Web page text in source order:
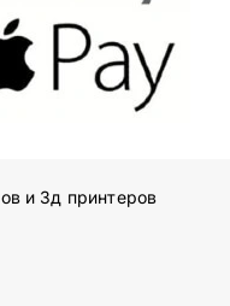
и 3д принтеров